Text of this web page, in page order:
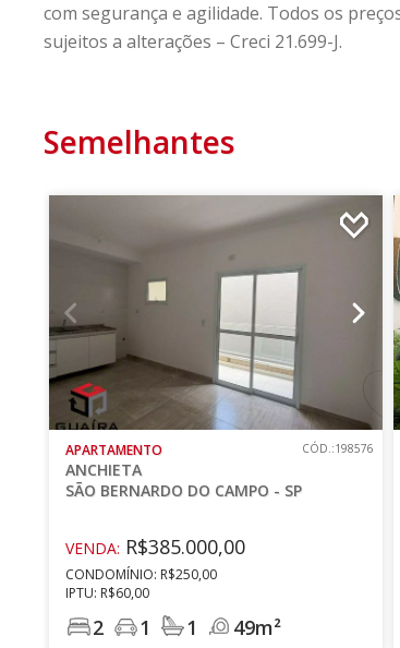
com segurança e agilidade. Todos os
sujeitos a alterações – Creci 21.699-J.
Semelhantes
APARTAMENTO
ANCHIETA
SÃO BERNARDO DO CAMPO - SP
CÓD.:198576
VENDA: R$385.000,00
CONDOMÍNIO: R$250,00
IPTU: R$60,00
2 1 1 49m²